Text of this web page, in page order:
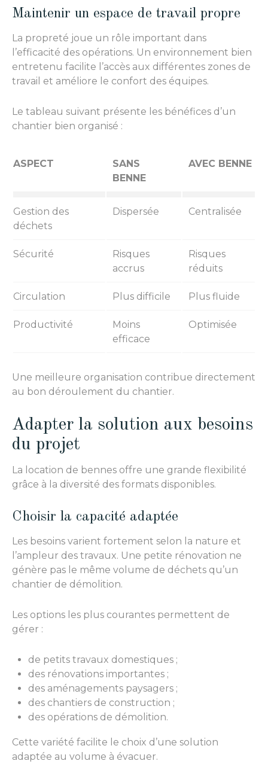
Maintenir un espace de travail propre
La propreté joue un rôle important dans
l’efficacité des opérations. Un environnement bien
entretenu facilite l’accès aux différentes zones de
travail et améliore le confort des équipes.
Le tableau suivant présente les bénéfices d’un
chantier bien organisé :
ASPECT
SANS
BENNE
AVEC BENNE
Gestion des
déchets
Dispersée Centralisée
Sécurité
Risques
accrus
Risques
réduits
Circulation Plus difficile Plus fluide
Productivité
Moins
efficace
Optimisée
Une meilleure organisation contribue directement
au bon déroulement du chantier.
Adapter la solution aux besoins
du projet
La location de bennes offre une grande flexibilité
grâce à la diversité des formats disponibles.
Choisir la capacité adaptée
Les besoins varient fortement selon la nature et
l’ampleur des travaux. Une petite rénovation ne
génère pas le même volume de déchets qu’un
chantier de démolition.
Les options les plus courantes permettent de
gérer :
de petits travaux domestiques ;
des rénovations importantes ;
des aménagements paysagers ;
des chantiers de construction ;
des opérations de démolition.
Cette variété facilite le choix d’une solution
adaptée au volume à évacuer.